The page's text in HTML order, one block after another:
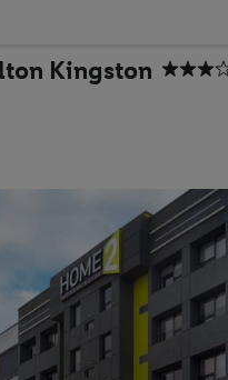
Kingston